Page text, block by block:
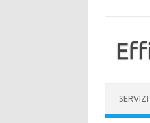
SERVIZI